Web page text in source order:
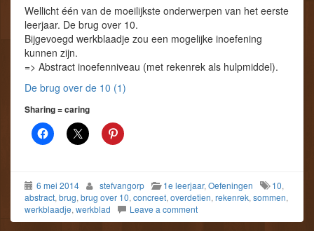
Wellicht één van de moeilijkste onderwerpen van het eerste
leerjaar. De brug over 10.
Bijgevoegd werkblaadje zou een mogelijke inoefening
kunnen zijn.
=> Abstract inoefenniveau (met rekenrek als hulpmiddel).
De brug over de 10 (1)
Sharing = caring
6 mei 2014 stefvangorp 1e leerjaar,Oefeningen 10,
abstract,brug,brug over 10,concreet,overdetien,rekenrek,sommen,
werkblaadje,werkblad Leave a comment